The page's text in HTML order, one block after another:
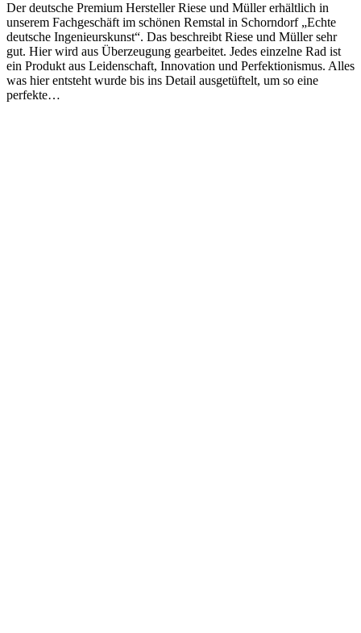
Der deutsche Premium Hersteller Riese und Müller erhältlich in
unserem Fachgeschäft im schönen Remstal in Schorndorf „Echte
deutsche Ingenieurskunst“. Das beschreibt Riese und Müller sehr
gut. Hier wird aus Überzeugung gearbeitet. Jedes einzelne Rad ist
ein Produkt aus Leidenschaft, Innovation und Perfektionismus. Alles
was hier entsteht wurde bis ins Detail ausgetüftelt, um so eine
perfekte…